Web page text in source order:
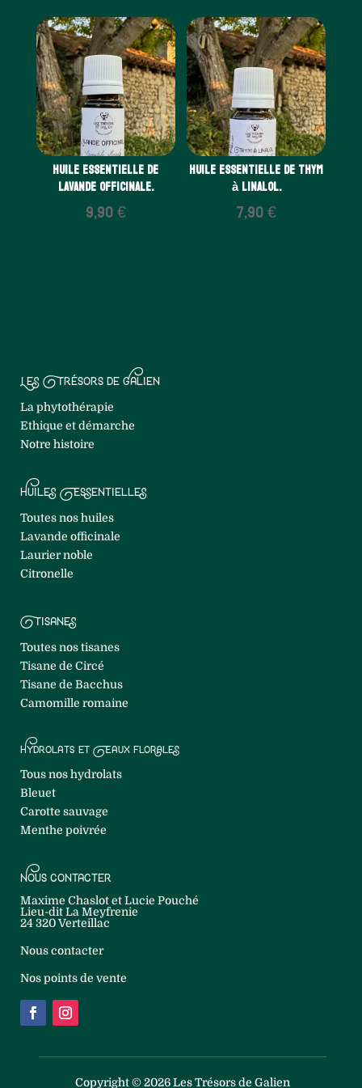
Huile essentielle de
Lavande officinale.
9,90€
Huile essentielle de Thym
à linalol.
7,90€
Les Trésors de Galien
La phytothérapie
Ethique et démarche
Notre histoire
Huiles Essentielles
Toutes nos huiles
Lavande officinale
Laurier noble
Citronelle
Tisanes
Toutes nos tisanes
Tisane de Circé
Tisane de Bacchus
Camomille romaine
Hydrolats et Eaux florales
Tous nos hydrolats
Bleuet
Carotte sauvage
Menthe poivrée
Nous contacter
Maxime Chaslot et Lucie Pouché
Lieu-dit La Meyfrenie
24 320 Verteillac
Nous contacter
Nos points de vente
Copyright © 2026 Les Trésors de Galien